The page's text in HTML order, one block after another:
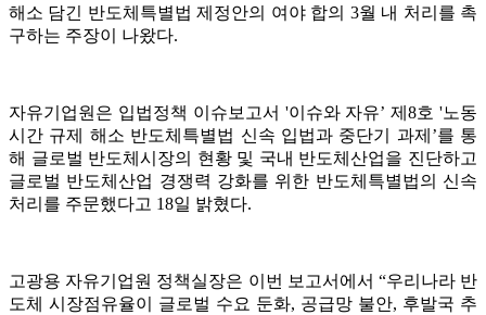
해소 담긴 반도체특별법 제정안의 여야 합의 3월 내 처리를 촉
구하는 주장이 나왔다.
자유기업원은 입법정책 이슈보고서 '이슈와 자유’ 제8호 '노동
시간 규제 해소 반도체특별법 신속 입법과 중단기 과제’를 통
해 글로벌 반도체시장의 현황 및 국내 반도체산업을 진단하고
글로벌 반도체산업 경쟁력 강화를 위한 반도체특별법의 신속
처리를 주문했다고 18일 밝혔다.
고광용 자유기업원 정책실장은 이번 보고서에서 “우리나라 반
도체 시장점유율이 글로벌 수요 둔화, 공급망 불안, 후발국 추